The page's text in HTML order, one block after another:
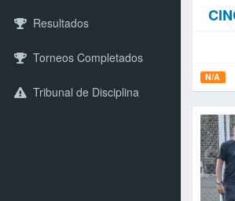
Resultados
Torneos Completados
Tribunal de Disciplina
N/A